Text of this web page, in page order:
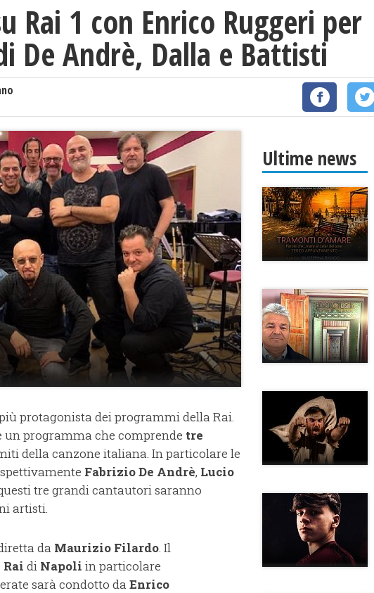
Rai 1 con Enrico Ruggeri per
De Andrè, Dalla e Battisti
protagonista dei programmi della Rai.
programma che comprende tre
della canzone italiana. In particolare le
Fabrizio De Andrè, Lucio
tre grandi cantautori saranno
artisti.
da Maurizio Filardo. Il
Rai di Napoli in particolare
sarà condotto da Enrico
Ultime news